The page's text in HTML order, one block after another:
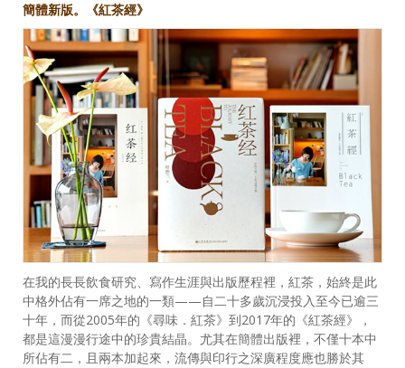
簡體新版。《紅茶經》
在我的長長飲食研究、寫作生涯與出版歷程裡，紅茶，始終是此
中格外佔有一席之地的一類——自二十多歲沉浸投入至今已逾三
十年，而從2005年的《尋味．紅茶》到2017年的《紅茶經》，
都是這漫漫行途中的珍貴結晶。尤其在簡體出版裡，不僅十本中
所佔有二，且兩本加起來，流傳與印行之深廣程度應也勝於其